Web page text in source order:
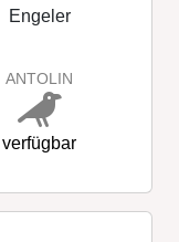
Engeler
ANTOLIN
verfügbar